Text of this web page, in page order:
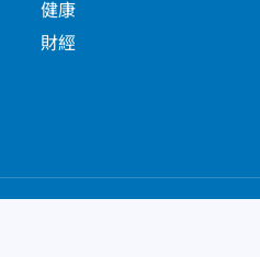
健康
財經